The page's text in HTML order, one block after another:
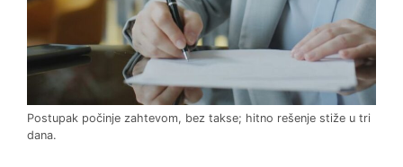
Postupak počinje zahtevom, bez takse; hitno rešenje stiže u tri
dana.